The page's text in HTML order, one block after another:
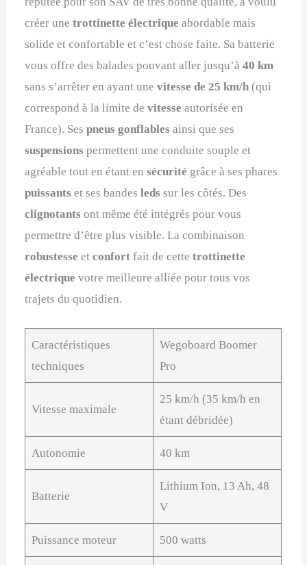
créer unetrottinette électrique abordable mais
solide et confortable et c’est chose faite. Sa batterie
vous offre des balades pouvant aller jusqu’à40 km
sans s’arrêter en ayant unevitesse de 25 km/h (qui
correspond à la limite devitesseautorisée en
France). Sespneus gonflables ainsi que ses
suspensionspermettent une conduite souple et
agréable tout en étant ensécurité grâce à ses phares
puissantset ses bandesledssur les côtés. Des
clignotantsont même été intégrés pour vous
permettre d’être plus visible. La combinaison
robustesseetconfortfait de cettetrottinette
électrique votre meilleure alliée pour tous vos
trajets du quotidien.
Caractéristiques
techniques
Wegoboard Boomer
Pro
Vitesse maximale
25 km/h (35 km/h en
étant débridée)
Autonomie 40 km
Batterie
Lithium Ion, 13 Ah, 48
V
Puissance moteur 500 watts